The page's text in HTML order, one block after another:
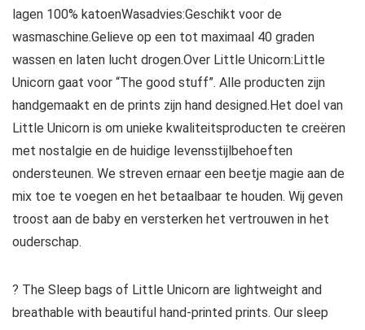
lagen 100% katoenWasadvies:Geschikt voor de
wasmaschine.Gelieve op een tot maximaal 40 graden
wassen en laten lucht drogen.Over Little Unicorn:Little
Unicorn gaat voor “The good stuff”. Alle producten zijn
handgemaakt en de prints zijn hand designed.Het doel van
Little Unicorn is om unieke kwaliteitsproducten te creëren
met nostalgie en de huidige levensstijlbehoeften
ondersteunen. We streven ernaar een beetje magie aan de
mix toe te voegen en het betaalbaar te houden. Wij geven
troost aan de baby en versterken het vertrouwen in het
ouderschap.
? The Sleep bags of Little Unicorn are lightweight and
breathable with beautiful hand-printed prints. Our sleep